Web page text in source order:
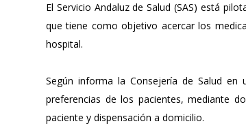
El Servicio Andaluz de Salud (SAS) está
que tiene como objetivo acercar los
hospital.
Según informa la Consejería de Salud en
preferencias de los pacientes, mediante
paciente y dispensación a domicilio.